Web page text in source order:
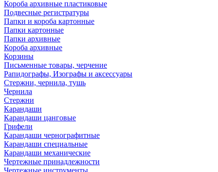
Короба архивные пластиковые
Подвесные регистратуры
Папки и короба картонные
Папки картонные
Папки архивные
Короба архивные
Корзины
Письменные товары, черчение
Рапидографы, Изографы и аксессуары
Стержни, чернила, тушь
Чернила
Стержни
Карандаши
Карандаши цанговые
Грифели
Карандаши чернографитные
Карандаши специальные
Карандаши механические
Чертежные принадлежности
Чертежные инструменты